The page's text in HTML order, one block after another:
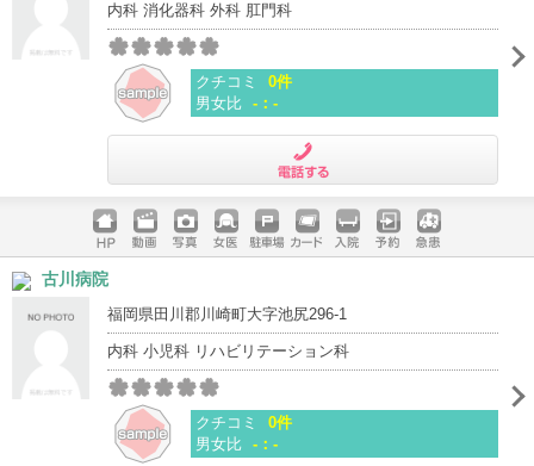
内科 消化器科 外科 肛門科
クチコミ
0件
男女比 -：-
ホームペ
ージ
動画 写真 女医 駐車場
クレジッ
入院 予約 急患
古川病院
福岡県田川郡川崎町大字池尻296-1
内科 小児科 リハビリテーション科
クチコミ
0件
男女比 -：-